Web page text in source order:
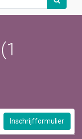
Inschrijfformulier